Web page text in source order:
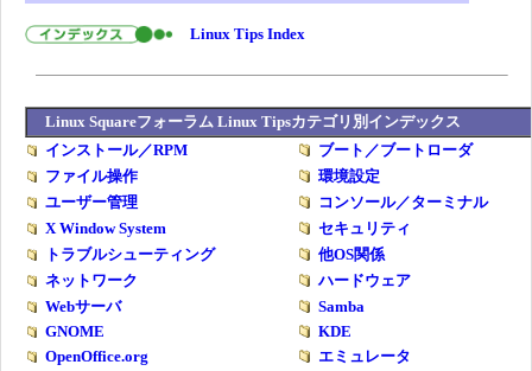
Linux Tips Index
Linux Squareフォーラム Linux Tipsカテゴリ別インデックス
インストール／RPM
ブート／ブートローダ
ファイル操作
環境設定
ユーザー管理
コンソール／ターミナル
X Window System
セキュリティ
トラブルシューティング
他OS関係
ネットワーク
ハードウェア
Webサーバ
Samba
GNOME
KDE
OpenOffice.org
エミュレータ